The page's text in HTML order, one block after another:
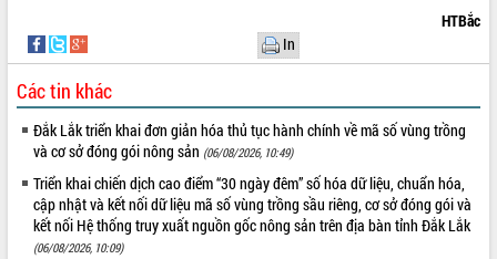
Lao động
UBND tỉnh Đắk Lắk triển khai nhiệm
vụ 6 tháng cuối năm 2026
Kỳ họp thứ Hai, Hội đồng nhân dân
tỉnh khóa XI quyết nghị nhiều nội dung
quan trọng
Bí thư Tỉnh ủy Lương Nguyễn Minh
Triết thăm, tặng quà người có công với
cách mạng
HTBắc
In
Các tin khác
Đắk Lắk triển khai đơn giản hóa thủ tục hành chính về mã số vùng trồng
và cơ sở đóng gói nông sản (06/08/2026, 10:49)
Triển khai chiến dịch cao điểm “30 ngày đêm” số hóa dữ liệu, chuẩn hóa,
cập nhật và kết nối dữ liệu mã số vùng trồng sầu riêng, cơ sở đóng gói và
kết nối Hệ thống truy xuất nguồn gốc nông sản trên địa bàn tỉnh Đắk Lắk
(06/08/2026, 10:09)